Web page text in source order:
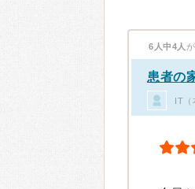
6人中4人
患者の
IT（